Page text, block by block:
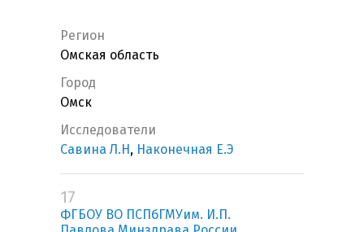
Регион
Омская область
Город
Омск
Исследователи
Савина Л.Н , Наконечная Е.Э
17
ФГБОУ ВО ПСПбГМУим. И.П.